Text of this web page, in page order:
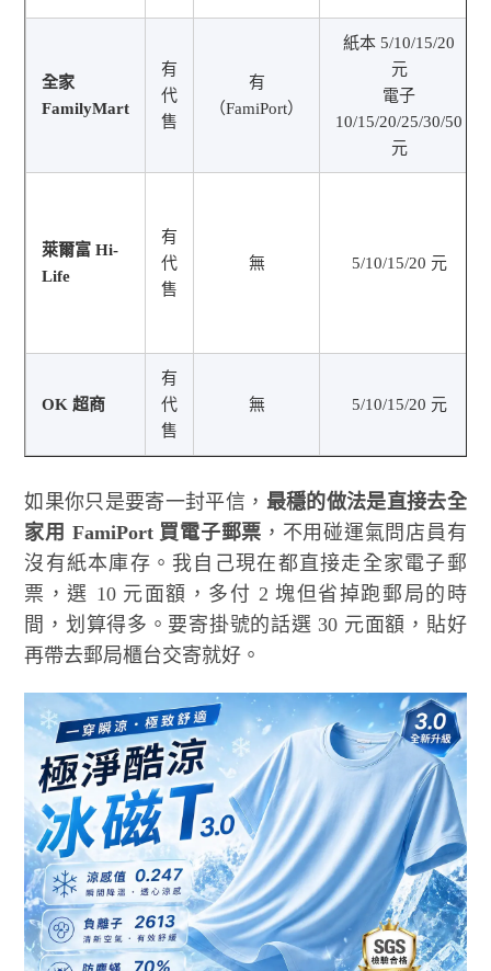
全家
FamilyMart
有
代
售
有
（FamiPort）
紙本 5/10/15/20
元
電子
10/15/20/25/30/50
元
萊爾富 Hi-
Life
有
代
售
無 5/10/15/20 元
OK 超商
有
代
售
無 5/10/15/20 元
如果你只是要寄一封平信， 最穩的做法是直接去全
家用 FamiPort 買電子郵票 ，不用碰運氣問店員有
沒有紙本庫存。我自己現在都直接走全家電子郵
票，選 10 元面額，多付 2 塊但省掉跑郵局的時
間，划算得多。要寄掛號的話選 30 元面額，貼好
再帶去郵局櫃台交寄就好。